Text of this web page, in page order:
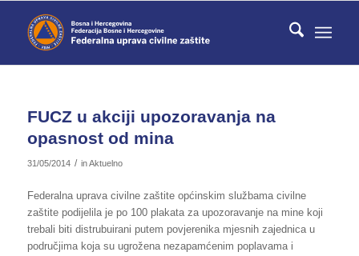
FUCZ u akciji upozoravanja na
opasnost od mina
31/05/2014 / inAktuelno
Federalna uprava civilne zaštite općinskim službama civilne
zaštite podijelila je po 100 plakata za upozoravanje na mine koji
trebali biti distrubuirani putem povjerenika mjesnih zajednica u
područjima koja su ugrožena nezapamćenim poplavama i